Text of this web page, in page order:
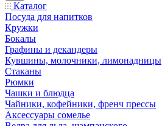
Каталог
Посуда для напитков
Кружки
Бокалы
Графины и декандеры
Кувшины, молочники, лимонадницы
Стаканы
Рюмки
Чашки и блюдца
Чайники, кофейники, френч прессы
Аксессуары сомелье